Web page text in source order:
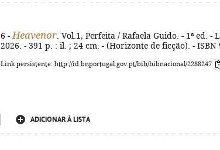
6 - Heavenor . Vol.1, Perfeita / Rafaela Guido. - 1ª ed.
2026. - 391 p. : il. ; 24 cm. - (Horizonte de ficção). - ISBN
Link persistente: http://id.bnportugal.gov.pt/bib/bibnacional/2288247
ADICIONAR À LISTA